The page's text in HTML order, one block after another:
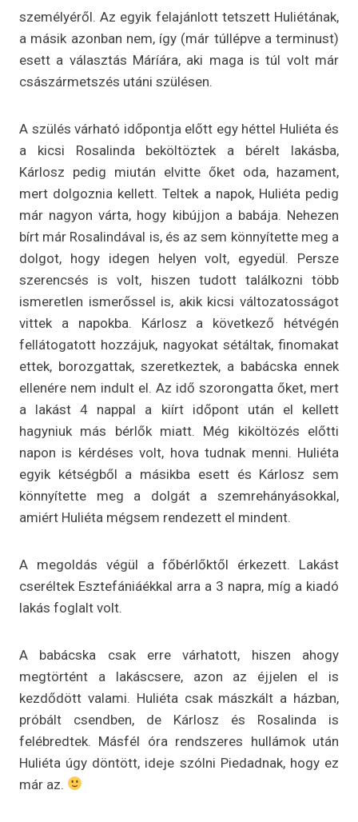
személyéről. Az egyik felajánlott tetszett Huliétának,
a másik azonban nem, így (már túllépve a terminust)
esett a választás Máríára, aki maga is túl volt már
császármetszés utáni szülésen.
A szülés várható időpontja előtt egy héttel Huliéta és
a kicsi Rosalinda beköltöztek a bérelt lakásba,
Kárlosz pedig miután elvitte őket oda, hazament,
mert dolgoznia kellett. Teltek a napok, Huliéta pedig
már nagyon várta, hogy kibújjon a babája. Nehezen
bírt már Rosalindával is, és az sem könnyítette meg a
dolgot, hogy idegen helyen volt, egyedül. Persze
szerencsés is volt, hiszen tudott találkozni több
ismeretlen ismerőssel is, akik kicsi változatosságot
vittek a napokba. Kárlosz a következő hétvégén
fellátogatott hozzájuk, nagyokat sétáltak, finomakat
ettek, borozgattak, szeretkeztek, a babácska ennek
ellenére nem indult el. Az idő szorongatta őket, mert
a lakást 4 nappal a kiírt időpont után el kellett
hagyniuk más bérlők miatt. Még kiköltözés előtti
napon is kérdéses volt, hova tudnak menni. Huliéta
egyik kétségből a másikba esett és Kárlosz sem
könnyítette meg a dolgát a szemrehányásokkal,
amiért Huliéta mégsem rendezett el mindent.
A megoldás végül a főbérlőktől érkezett. Lakást
cseréltek Esztefániáékkal arra a 3 napra, míg a kiadó
lakás foglalt volt.
A babácska csak erre várhatott, hiszen ahogy
megtörtént a lakáscsere, azon az éjjelen el is
kezdődött valami. Huliéta csak mászkált a házban,
próbált csendben, de Kárlosz és Rosalinda is
felébredtek. Másfél óra rendszeres hullámok után
Huliéta úgy döntött, ideje szólni Piedadnak, hogy ez
már az.